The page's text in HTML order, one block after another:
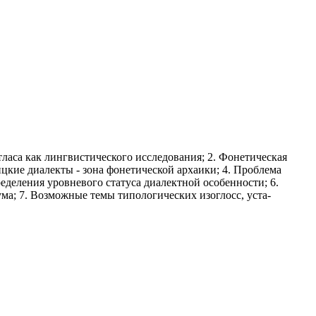
как лингвистического исследования; 2. Фонетическая
диалекты - зона фоне­тической архаики; 4. Проблема
уровневого статуса диалектной особенности; 6.
7. Возможные темы типологических изоглосс, уста­